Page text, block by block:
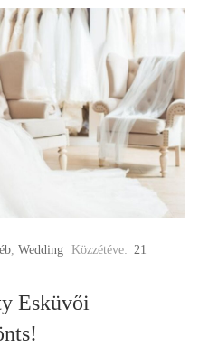
, Wedding Közzétéve: 21
Esküvői